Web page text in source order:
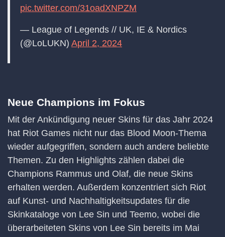
pic.twitter.com/31oadXNPZM
— League of Legends // UK, IE & Nordics
(@LoLUKN) April 2, 2024
Neue Champions im Fokus
Mit der Ankündigung neuer Skins für das Jahr 2024
hat Riot Games nicht nur das Blood Moon-Thema
wieder aufgegriffen, sondern auch andere beliebte
Themen. Zu den Highlights zählen dabei die
Champions Rammus und Olaf, die neue Skins
erhalten werden. Außerdem konzentriert sich Riot
auf Kunst- und Nachhaltigkeitsupdates für die
Skinkataloge von Lee Sin und Teemo, wobei die
überarbeiteten Skins von Lee Sin bereits im Mai